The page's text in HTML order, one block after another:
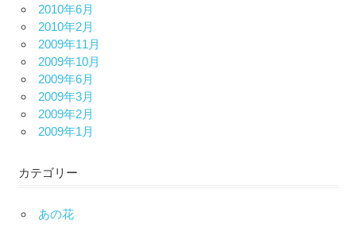
2010年6月
2010年2月
2009年11月
2009年10月
2009年6月
2009年3月
2009年2月
2009年1月
カテゴリー
あの花